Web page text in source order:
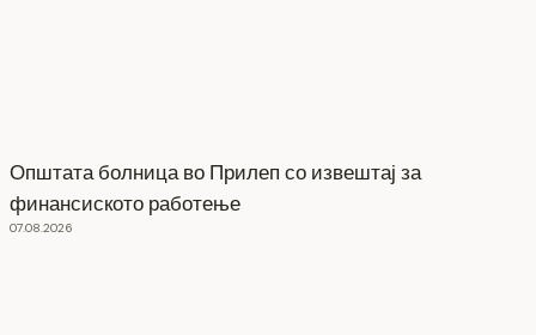
Општата болница во Прилеп со извештај за
финансиското работење
07.08.2026